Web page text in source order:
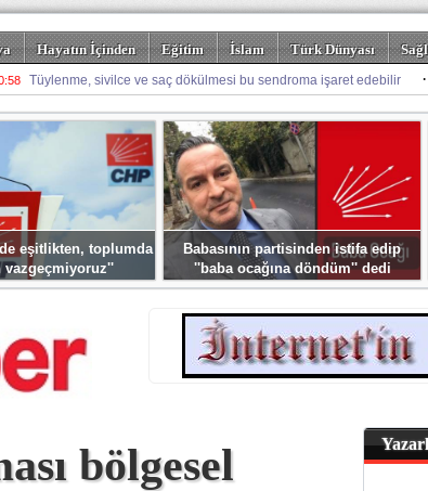
Hayatın İçinden Eğitim İslam Türk Dünyası
Misafir Kalem Foto Galeriler
eşitlikten, toplumda
vazgeçmiyoruz''
Babasının partisinden istifa edip
''baba ocağına döndüm'' dedi
bölgesel